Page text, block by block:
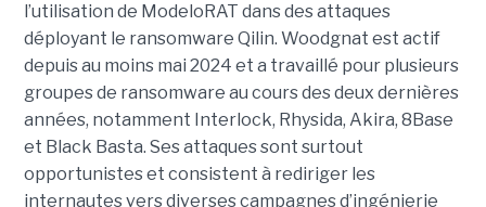
l’utilisation de ModeloRAT dans des attaques
déployant le ransomware Qilin. Woodgnat est actif
depuis au moins mai 2024 et a travaillé pour plusieurs
groupes de ransomware au cours des deux dernières
années, notamment Interlock, Rhysida, Akira, 8Base
et Black Basta. Ses attaques sont surtout
opportunistes et consistent à rediriger les
internautes vers diverses campagnes d’ingénierie